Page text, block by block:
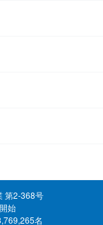
第2-368号
始
名